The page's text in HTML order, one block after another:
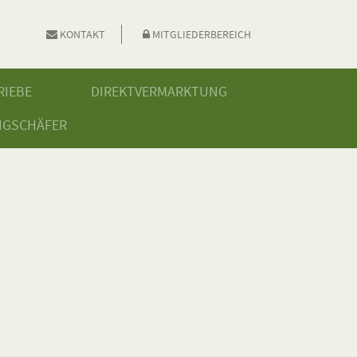
KONTAKT MITGLIEDERBEREICH
DIREKTVERMARKTUNG